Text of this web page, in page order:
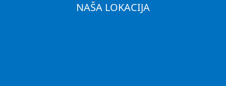
NAŠA LOKACIJA